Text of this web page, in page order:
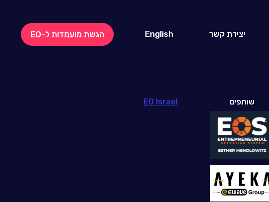
יצירת קשר English הגשת מועמדות ל-EO
שותפים EO Israel